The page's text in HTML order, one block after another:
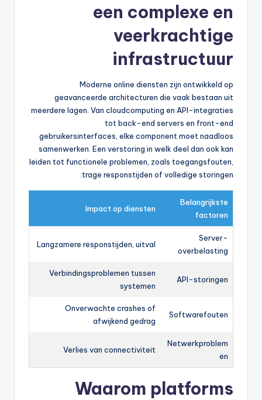
een complexe en
veerkrachtige
infrastructuur
Moderne online diensten zijn ontwikkeld op
geavanceerde architecturen die vaak bestaan uit
meerdere lagen. Van cloudcomputing en API-integraties
tot back-end servers en front-end
gebruikersinterfaces, elke component moet naadloos
samenwerken. Een verstoring in welk deel dan ook kan
leiden tot functionele problemen, zoals toegangsfouten,
trage responstijden of volledige storingen.
Belangrijkste
factoren
Impact op diensten
Server-
overbelasting
Langzamere responstijden, uitval
API-storingen
Verbindingsproblemen tussen
systemen
Softwarefouten
Onverwachte crashes of
afwijkend gedrag
Netwerkproblem
en
Verlies van connectiviteit
Waarom platforms